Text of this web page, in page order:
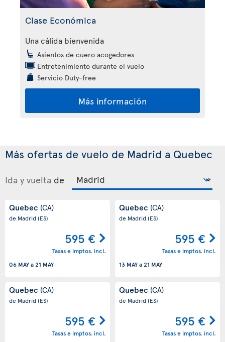
Clase Económica
Una cálida bienvenida
Asientos de cuero acogedores
Entretenimiento durante el vuelo
Servicio Duty-free
Más información
Más ofertas de vuelo de Madrid a Quebec
Ida y vuelta de
Quebec (CA)
de Madrid(ES)
595 €
Tasas e imptos. incl.
06 MAYa21 MAY
Quebec (CA)
de Madrid(ES)
595 €
Tasas e imptos. incl.
13 MAYa21 MAY
Quebec (CA)
de Madrid(ES)
595 €
Tasas e imptos. incl.
Quebec (CA)
de Madrid(ES)
595 €
Tasas e imptos. incl.